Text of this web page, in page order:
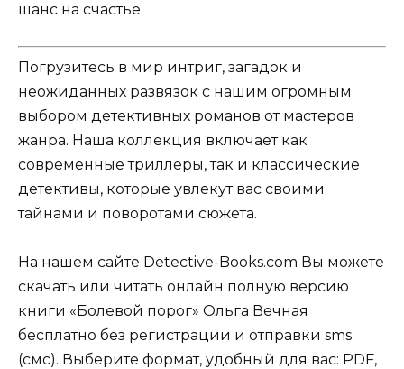
шанс на счастье.
Погрузитесь в мир интриг, загадок и
неожиданных развязок с нашим огромным
выбором детективных романов от мастеров
жанра. Наша коллекция включает как
современные триллеры, так и классические
детективы, которые увлекут вас своими
тайнами и поворотами сюжета.
На нашем сайте Detective-Books.com Вы можете
скачать или читать онлайн полную версию
книги «Болевой порог» Ольга Вечная
бесплатно без регистрации и отправки sms
(смс). Выберите формат, удобный для вас: PDF,